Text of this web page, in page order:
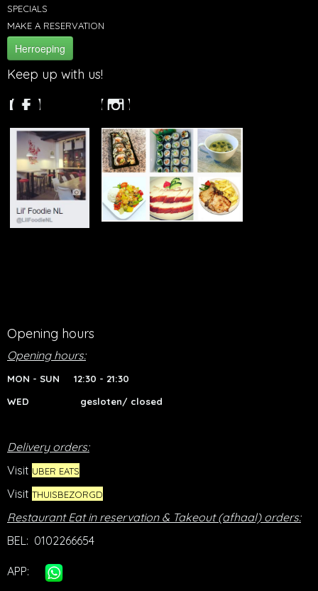
SPECIALS
MAKE A RESERVATION
Herroeping
Keep up with us!
Opening hours
Opening hours:
MON - SUN 12:30 - 21:30
WED gesloten/ closed
Delivery orders:
Visit UBER EATS
Visit THUISBEZORGD
Restaurant Eat in reservation & Takeout (afhaal) orders:
BEL: 0102266654
APP: